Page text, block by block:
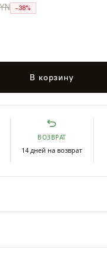
−38%
В корзину
ВОЗВРАТ
14 дней на возврат